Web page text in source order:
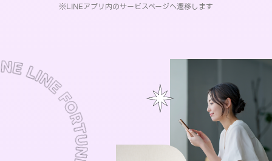
※LINEアプリ内のサービスページへ遷移します